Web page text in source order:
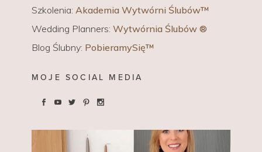
Szkolenia: Akademia Wytwórni Ślubów™
Wedding Planners: Wytwórnia Ślubów ®
Blog Ślubny: PobieramySię™
MOJE SOCIAL MEDIA